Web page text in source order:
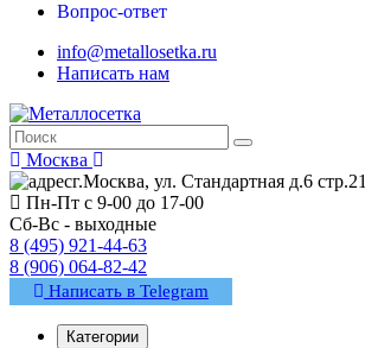
Вопрос-ответ
info@metallosetka.ru
Написать нам
Москва
г.Москва, ул. Стандартная д.6 стр.21
Пн-Пт с 9-00 до 17-00
Сб-Вс - выходные
8 (495) 921-44-63
8 (906) 064-82-42
Написать в Telegram
Категории